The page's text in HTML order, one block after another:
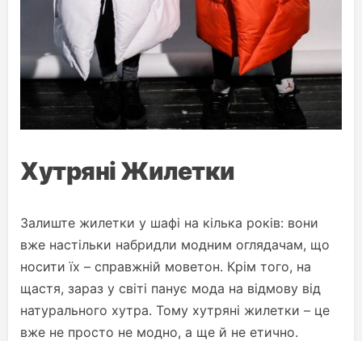
Хутряні Жилетки
Залиште жилетки у шафі на кілька років: вони
вже настільки набридли модним оглядачам, що
носити їх – справжній моветон. Крім того, на
щастя, зараз у світі панує мода на відмову від
натурального хутра. Тому хутряні жилетки – це
вже не просто не модно, а ще й не етично.